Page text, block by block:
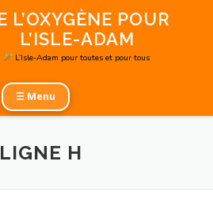
L’OXYGÈNE POUR
L’ISLE-ADAM
L’Isle-Adam pour toutes et pour tous
☰ Menu
LIGNE H